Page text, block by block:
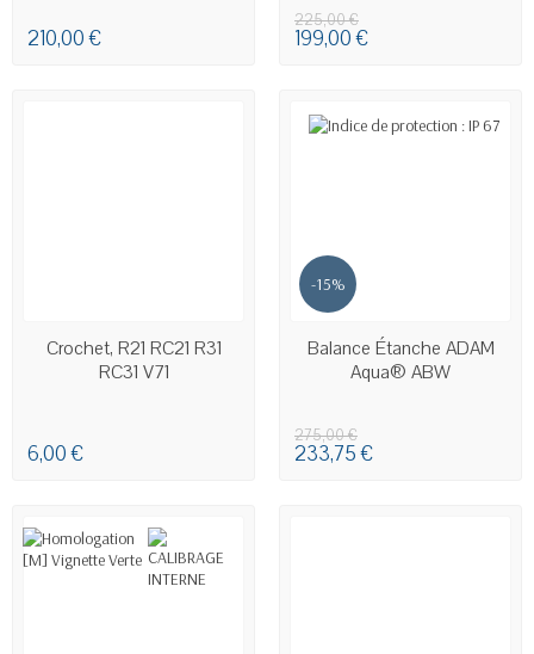
210,00 €
225,00 €
199,00 €
EN STOCK
Crochet, R21 RC21 R31
RC31 V71
6,00 €
-15%
DERNIERS ARTICLES EN STOCK
Balance Étanche ADAM
Aqua® ABW
275,00 €
233,75 €